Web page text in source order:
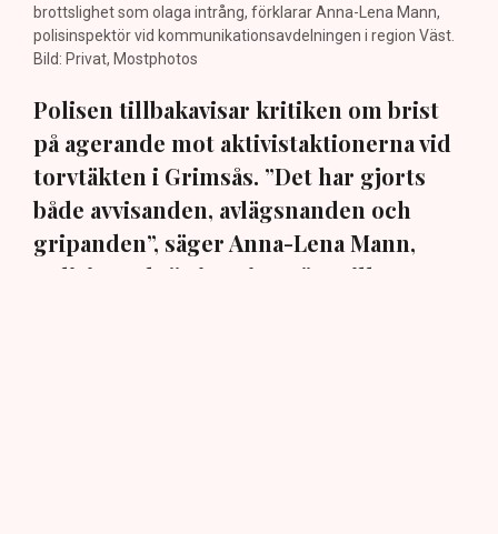
brottslighet som olaga intrång, förklarar Anna-Lena Mann,
polisinspektör vid kommunikationsavdelningen i region Väst.
Bild: Privat, Mostphotos
Polisen tillbakavisar kritiken om brist
på agerande mot aktivistaktionerna vid
torvtäkten i Grimsås. ”Det har gjorts
både avvisanden, avlägsnanden och
gripanden”, säger Anna-Lena Mann,
polisinspektör i region Väst, till TN.